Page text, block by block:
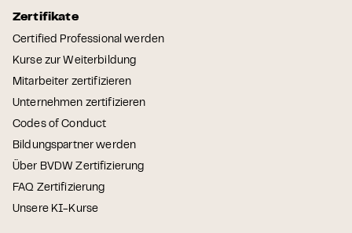
Zertifikate
Certified Professional werden
Kurse zur Weiterbildung
Mitarbeiter zertifizieren
Unternehmen zertifizieren
Codes of Conduct
Bildungspartner werden
Über BVDW Zertifizierung
FAQ Zertifizierung
Unsere KI-Kurse